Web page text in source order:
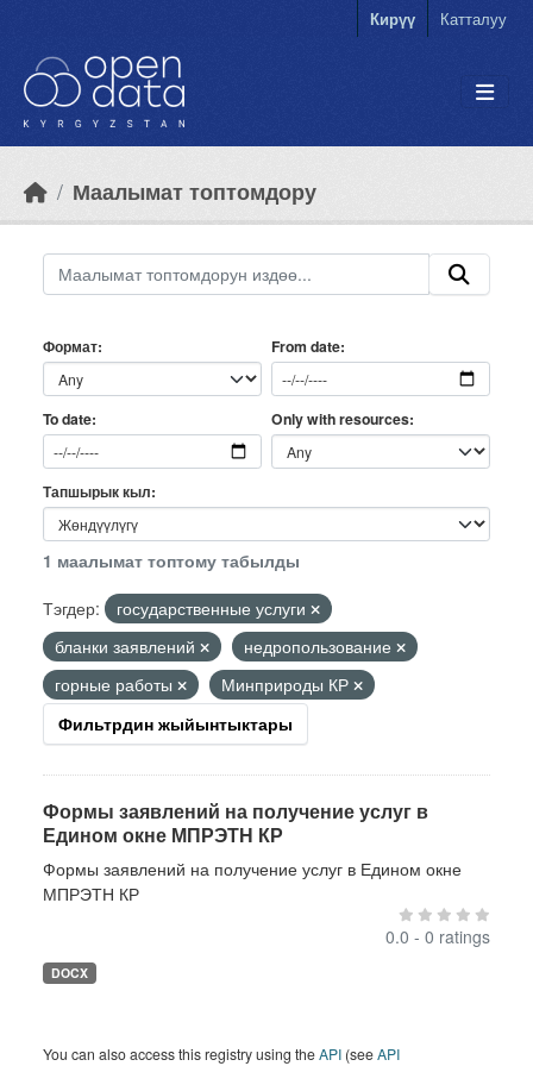
Кирүү Катталуу
Маалымат топтомдору
Формат From date
To date Only with resources
Тапшырык кыл
1 маалымат топтому табылды
Тэгдер:
государственные услуги
бланки заявлений
недропользование
горные работы
Минприроды КР
Фильтрдин жыйынтыктары
Формы заявлений на получение услуг в
Едином окне МПРЭТН КР
Формы заявлений на получение услуг в Едином окне
МПРЭТН КР
0.0 - 0 ratings
DOCX
You can also access this registry using theAPI (seeAPI